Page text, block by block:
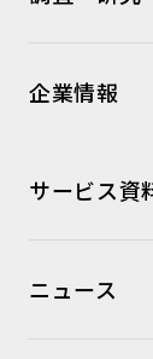
企業情報
サービス資
ニュース